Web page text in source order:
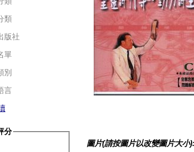
類
版社
單
別
言
分
圖片(請按圖片以改變圖片大小):